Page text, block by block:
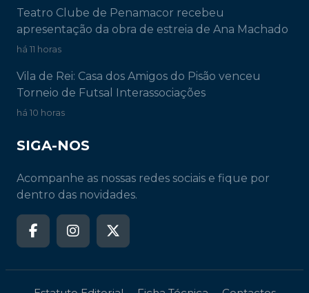
Teatro Clube de Penamacor recebeu
apresentação da obra de estreia de Ana Machado
há 11 horas
Vila de Rei: Casa dos Amigos do Pisão venceu
Torneio de Futsal Interassociações
há 10 horas
SIGA-NOS
Acompanhe as nossas redes sociais e fique por
dentro das novidades.